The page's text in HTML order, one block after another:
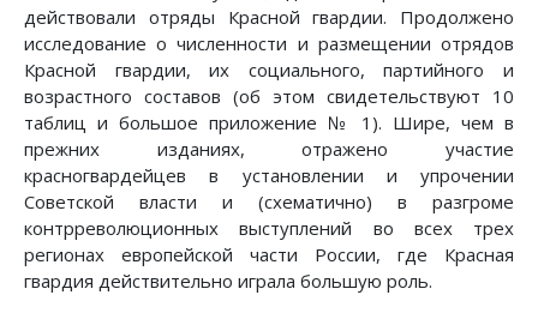
действовали отряды Красной гвардии. Продолжено
исследование о численности и размещении отрядов
Красной гвардии, их социального, партийного и
возрастного составов (об этом свидетельствуют 10
таблиц и большое приложение № 1). Шире, чем в
прежних изданиях, отражено участие
красногвардейцев в установлении и упрочении
Советской власти и (схематично) в разгроме
контрреволюционных выступлений во всех трех
регионах европейской части России, где Красная
гвардия действительно играла большую роль.